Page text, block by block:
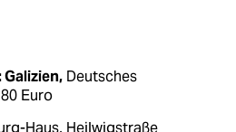
Deutsches
Euro
Haus, Heilwigstraße